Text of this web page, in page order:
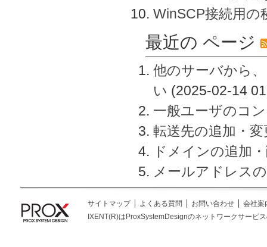
WinSCP接続用の
最近の ページ
他のサーバから
い (2025-02-14
一般ユーザのコ
転送先の追加・
ドメインの追加
メールアドレス
サイトマップ よくある質問 お問い合わせ
会社案
IXENT(R)はProxSystemDesignのネットワークサービ